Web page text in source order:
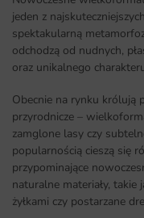
jeden z
spektakularną
odchodzą od nudnych,
oraz unikalnego
Obecnie na rynku królują
przyrodnicze –
zamglone lasy czy
popularnością cieszą się
przypominające
naturalne materiały,
żyłkami czy postarzane